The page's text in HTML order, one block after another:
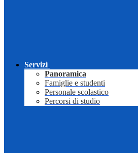
Servizi
Panoramica
Famiglie e studenti
Personale scolastico
Percorsi di studio